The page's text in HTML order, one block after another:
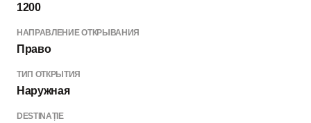
1200
НАПРАВЛЕНИЕ ОТКРЫВАНИЯ
Право
ТИП ОТКРЫТИЯ
Наружная
DESTINAȚIE